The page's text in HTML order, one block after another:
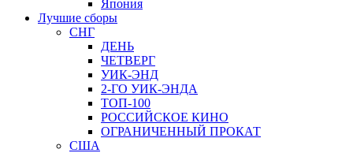
Япония
Лучшие сборы
СНГ
ДЕНЬ
ЧЕТВЕРГ
УИК-ЭНД
2-ГО УИК-ЭНДА
ТОП-100
РОССИЙСКОЕ КИНО
ОГРАНИЧЕННЫЙ ПРОКАТ
США